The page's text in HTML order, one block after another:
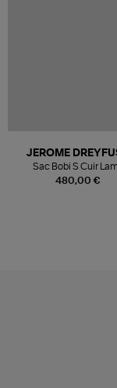
480,00 €
JEROME
Sac Bobi S Cuir
Champagne